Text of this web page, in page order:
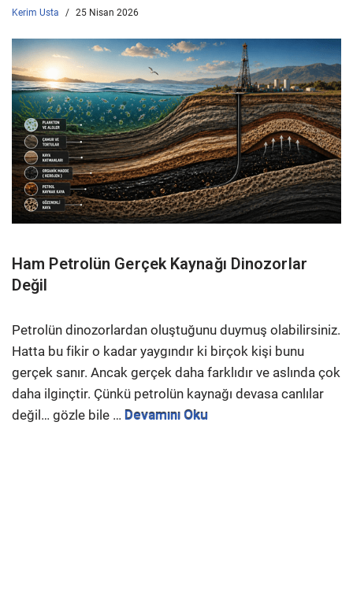
Kerim Usta 25 Nisan 2026
Ham Petrolün Gerçek Kaynağı Dinozorlar
Değil
Petrolün dinozorlardan oluştuğunu duymuş olabilirsiniz.
Hatta bu fikir o kadar yaygındır ki birçok kişi bunu
gerçek sanır. Ancak gerçek daha farklıdır ve aslında çok
daha ilginçtir. Çünkü petrolün kaynağı devasa canlılar
değil… gözle bile … Devamını Oku